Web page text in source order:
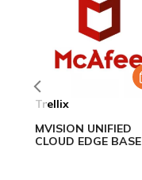
Trellix
MVISION UNIFIED
CLOUD EDGE BASE